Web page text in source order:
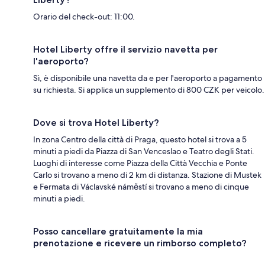
Orario del check-out: 11:00.
Hotel Liberty offre il servizio navetta per
l'aeroporto?
Sì, è disponibile una navetta da e per l'aeroporto a pagamento
su richiesta. Si applica un supplemento di 800 CZK per veicolo.
Dove si trova Hotel Liberty?
In zona Centro della città di Praga, questo hotel si trova a 5
minuti a piedi da Piazza di San Venceslao e Teatro degli Stati.
Luoghi di interesse come Piazza della Città Vecchia e Ponte
Carlo si trovano a meno di 2 km di distanza. Stazione di Mustek
e Fermata di Václavské náměstí si trovano a meno di cinque
minuti a piedi.
Posso cancellare gratuitamente la mia
prenotazione e ricevere un rimborso completo?